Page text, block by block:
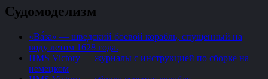
Судомоделизм
«Ва́за» — шведский боевой корабль, спущенный на
воду летом 1628 года.
HMS Victory — журналы с инструкцией по сборке на
немецком